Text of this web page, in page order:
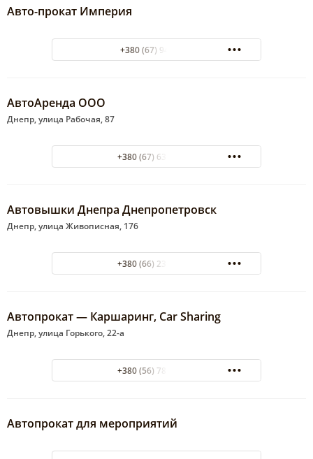
Авто-прокат Империя
+380 (67) 9413098
АвтоАренда ООО
Днепр, улица Рабочая, 87
+380 (67) 632-23-46
Автовышки Днепра Днепропетровск
Днепр, улица Живописная, 176
+380 (66) 231-93-71
Автопрокат — Каршаринг, Car Sharing
Днепр, улица Горького, 22-а
+380 (56) 785-41-95
Автопрокат для мероприятий